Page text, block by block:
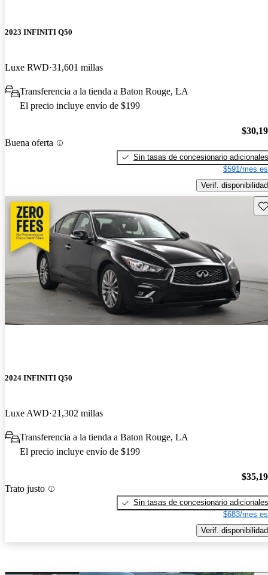
2023 INFINITI Q50
Luxe RWD 31,601 millas
Transferencia a la tienda a Baton Rouge, LA
El precio incluye envío de $199
Buena oferta
Sin tasas de concesionario adicionales
$591/mes
Verif. disponibilidad
2024 INFINITI Q50
Luxe AWD 21,302 millas
Transferencia a la tienda a Baton Rouge, LA
El precio incluye envío de $199
Trato justo
Sin tasas de concesionario adicionales
$683/mes
Verif. disponibilidad